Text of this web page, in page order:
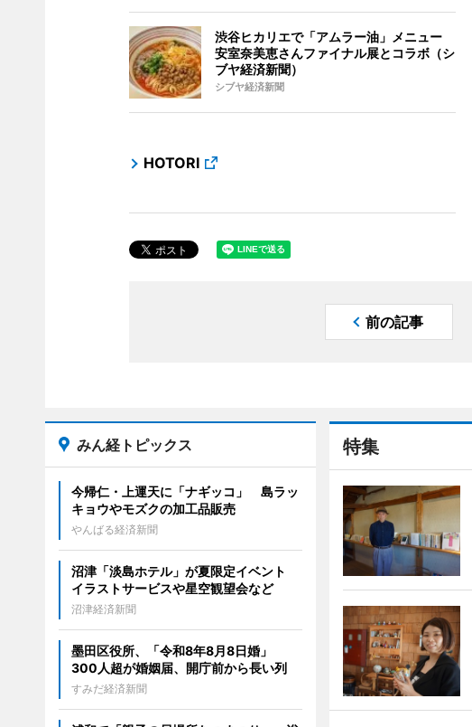
渋谷ヒカリエで「アムラー油」メニュー
安室奈美恵さんファイナル展とコラボ（シ
ブヤ経済新聞）
シブヤ経済新聞
HOTORI
前の記事
特集
みん経トピックス
今帰仁・上運天に「ナギッコ」 島ラッ
キョウやモズクの加工品販売
やんばる経済新聞
沼津「淡島ホテル」が夏限定イベント
イラストサービスや星空観望会など
沼津経済新聞
墨田区役所、「令和8年8月8日婚」
300人超が婚姻届、開庁前から長い列
すみだ経済新聞